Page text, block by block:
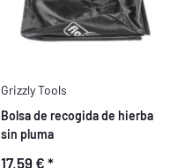
Grizzly Tools
Bolsa de recogida de hierba
sin pluma
17,59 € *